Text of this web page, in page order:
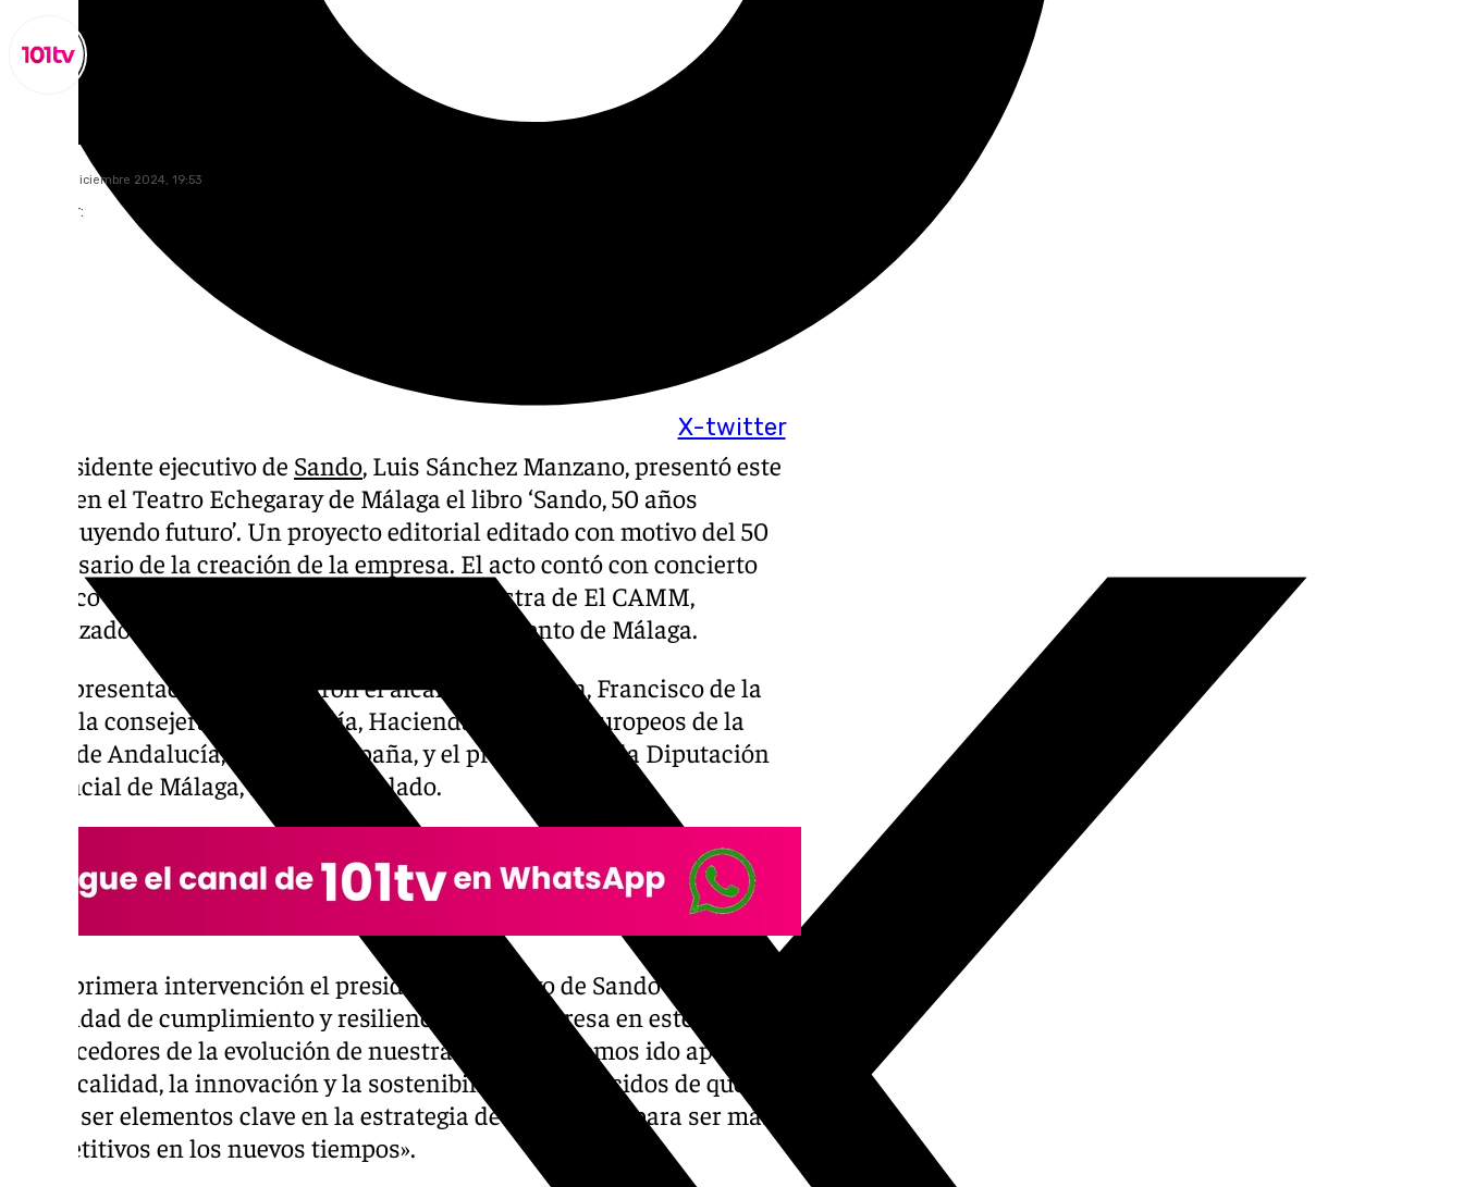
X-twitter
Miguel Alfonso
martes, 17 diciembre 2024, 19:53
Compartir:
El presidente ejecutivo de Sando, Luis Sánchez Manzano, presentó este
lunes en el Teatro Echegaray de Málaga el libro ‘Sando, 50 años
construyendo futuro’. Un proyecto editorial editado con motivo del 50
aniversario de la creación de la empresa. El acto contó con concierto
benéfico a cargo de la Wind Symphony Orchestra de El CAMM,
organizado por Fundación Sando y el Ayuntamiento de Málaga.
En la presentación participaron el alcalde de Málaga, Francisco de la
Torre; la consejera de Economía, Hacienda y Fondos Europeos de la
Junta de Andalucía, Carolina España, y el presidente de la Diputación
Provincial de Málaga, Francisco Salado.
En la primera intervención el presidente ejecutivo de Sando destacó la
capacidad de cumplimiento y resiliencia de la empresa en este periodo:
«Conocedores de la evolución de nuestra sociedad, hemos ido apostando
por la calidad, la innovación y la sostenibilidad convencidos de que
deben ser elementos clave en la estrategia de la empresa para ser más
competitivos en los nuevos tiempos».